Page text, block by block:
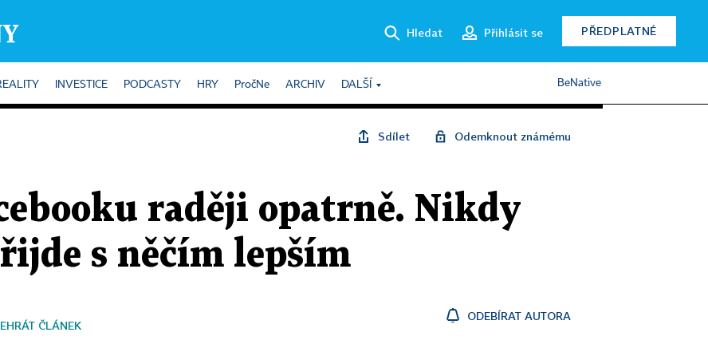
Hledat Přihlásit se PŘEDPLATNÉ
INVESTICE PODCASTY HRY PročNe ARCHIV DALŠÍ BeNative
Sdílet Odemknout známému
raději opatrně. Nikdy
s něčím lepším
ČLÁNEK
ODEBÍRAT AUTORA